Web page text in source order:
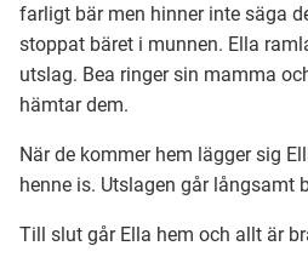
Ubmejesámiengiälla
farligt bär men hinner inte säga
stoppat bäret i munnen. Ella
utslag. Bea ringer sin mamma
hämtar dem.
När de kommer hem lägger sig
henne is. Utslagen går långsamt
Till slut går Ella hem och allt är